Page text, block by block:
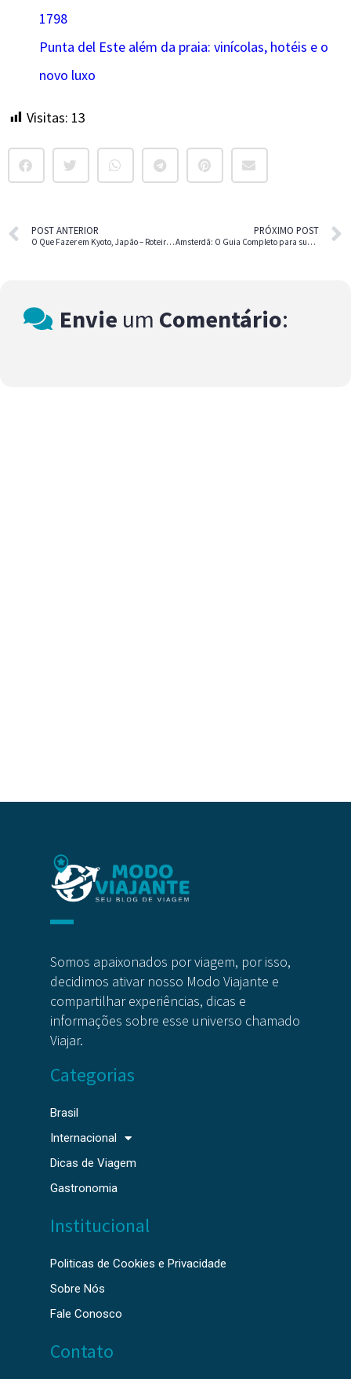
1798
Punta del Este além da praia: vinícolas, hotéis e o
novo luxo
Visitas: 13
POST ANTERIOR
O Que Fazer em Kyoto, Japão – Roteiro Completo
PRÓXIMO POST
Amsterdã: O Guia Completo para sua Primeira Visita
Envie um Comentário:
Somos apaixonados por viagem, por isso,
decidimos ativar nosso Modo Viajante e
compartilhar experiências, dicas e
informações sobre esse universo chamado
Viajar.
Categorias
Brasil
Internacional
Dicas de Viagem
Gastronomia
Institucional
Politicas de Cookies e Privacidade
Sobre Nós
Fale Conosco
Contato